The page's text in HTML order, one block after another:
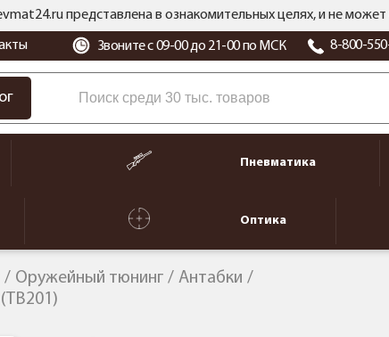
представлена в ознакомительных целях, и не
Звоните с 09-00 до 21-00 по МСК 8-800-
Пневматика
Оптика
Оружейный тюнинг
Антабки